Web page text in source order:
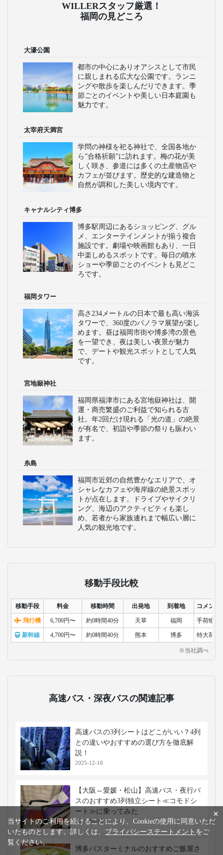
WILLERスタッフ厳選！
福岡の見どころ
大濠公園
都市の中心にありオアシスとして市民
に親しまれる広大な公園です。ランニ
ングや散歩を楽しんだりできます。季
節ごとのイベントや美しい日本庭園も
魅力です。
太宰府天満宮
学問の神様を祀る神社で、全国各地か
ら”合格祈願”に訪れます。梅の花が美
しく咲き、参道には多くの土産物店や
カフェが並びます。歴史的な建造物と
自然が調和した美しい境内です。
キャナルシティ博多
博多駅周辺にあるショッピング、グル
メ、エンターテインメントが揃う複合
施設です。劇場や映画館もあり、一日
中楽しめるスポットです。毎日の噴水
ショーや季節ごとのイベントも見どこ
ろです。
福岡タワー
高さ234メートルの日本で最も高い海浜
タワーで、360度のパノラマ展望が楽し
めます。昼は福岡市街や博多湾の景色
を一望でき、夜は美しい夜景が魅力
で、デートや観光スポットとして人気
です。
宮地嶽神社
福岡県福津市にある宮地嶽神社は、開
運・商売繁盛のご利益で知られる古
社。年2回だけ現れる「光の道」の絶景
が有名で、初詣や季節の祭りも賑わい
ます。
糸島
福岡市近郊の自然豊かなエリアで、オ
シャレなカフェや海岸線の絶景スポッ
トが点在します。ドライブやサイクリ
ング、海辺のアクティビティも楽し
め、若者から家族連れまで幅広い層に
人気の観光地です。
移動手段比較
移動手段 料金 移動時間 出発地 到着地 コメント
飛行機 6,700円〜 約0時間40分 天草 福岡 手荷物検
新幹線 4,700円〜 約0時間40分 熊本 博多 特大荷物
※当社調べ
高速バス・深夜バスの関連記事
高速バスの3列シートはどこがいい？4列
との違いやおすすめの選び方を徹底解
説！
2025-12-16
【大阪⇔愛媛・松山】高速バス・夜行バ
スのおすすめ3列独立シート≪コモドシ
ート≫に乗ってみた
2025-04-10
博多バスターミナルのおすすめご飯屋さ
×
当サイトのご利用を続けることにより、Cookieの使用に同意いただ
いたものとします。詳しくは、 プライバシーステートメント をご
覧ください。